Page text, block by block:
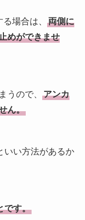
場合は、 両側に
めができませ
うので、 アンカ
ん。
いい方法があるか
です。